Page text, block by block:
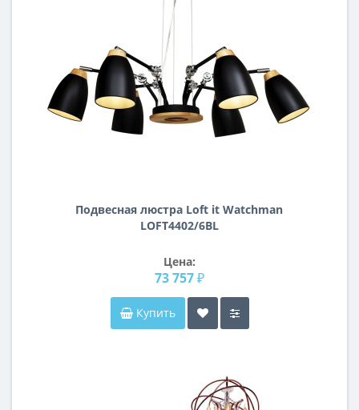
Подвесная люстра Loft it Watchman
LOFT4402/6BL
Цена:
73 757 ₽
Купить